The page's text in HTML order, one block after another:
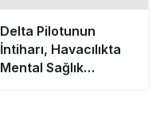
Delta Pilotunun
İntiharı, Havacılıkta
Mental Sağlık